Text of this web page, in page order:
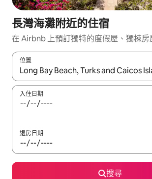
長灣海灘附近的住宿
在 Airbnb 上預訂獨特的度假屋、獨棟
位置
如有搜尋結果，瀏覽內容時請使用上下箭頭
入住日期
退房日期
搜尋